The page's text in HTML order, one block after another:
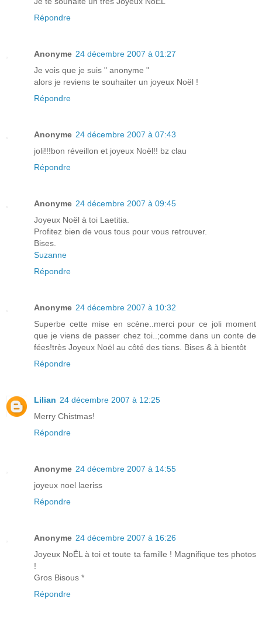
Répondre
Anonyme 24 décembre 2007 à 01:27
Je vois que je suis " anonyme "
alors je reviens te souhaiter un joyeux Noël !
Répondre
Anonyme 24 décembre 2007 à 07:43
joli!!!bon réveillon et joyeux Noël!! bz clau
Répondre
Anonyme 24 décembre 2007 à 09:45
Joyeux Noël à toi Laetitia.
Profitez bien de vous tous pour vous retrouver.
Bises.
Suzanne
Répondre
Anonyme 24 décembre 2007 à 10:32
Superbe cette mise en scène..merci pour ce joli moment
que je viens de passer chez toi..;comme dans un conte de
fées!très Joyeux Noël au côté des tiens. Bises & à bientôt
Répondre
Lilian 24 décembre 2007 à 12:25
Merry Chistmas!
Répondre
Anonyme 24 décembre 2007 à 14:55
joyeux noel laeriss
Répondre
Anonyme 24 décembre 2007 à 16:26
Joyeux NoËL à toi et toute ta famille ! Magnifique tes photos
!
Gros Bisous *
Répondre